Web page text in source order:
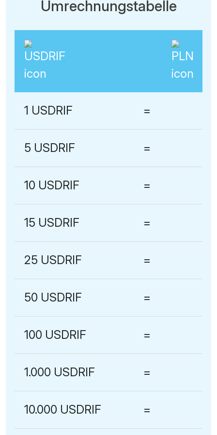
Umrechnungstabelle
1 USDRIF =
5 USDRIF =
10 USDRIF =
15 USDRIF =
25 USDRIF =
50 USDRIF =
100 USDRIF =
1.000 USDRIF =
10.000 USDRIF =